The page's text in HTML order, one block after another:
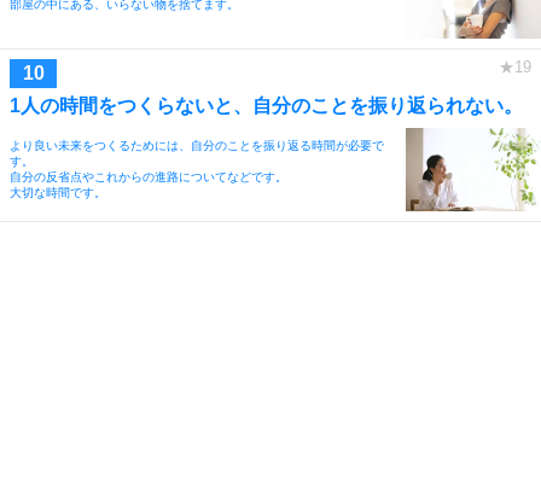
部屋の中にある、いらない物を捨てます。
1人の時間をつくらないと、自分のことを振り返られない。
より良い未来をつくるためには、自分のことを振り返る時間が必要で
す。
自分の反省点やこれからの進路についてなどです。
大切な時間です。